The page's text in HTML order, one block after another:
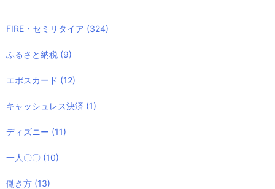
FIRE・セミリタイア (324)
ふるさと納税 (9)
エポスカード (12)
キャッシュレス決済 (1)
ディズニー (11)
一人〇〇 (10)
働き方 (13)